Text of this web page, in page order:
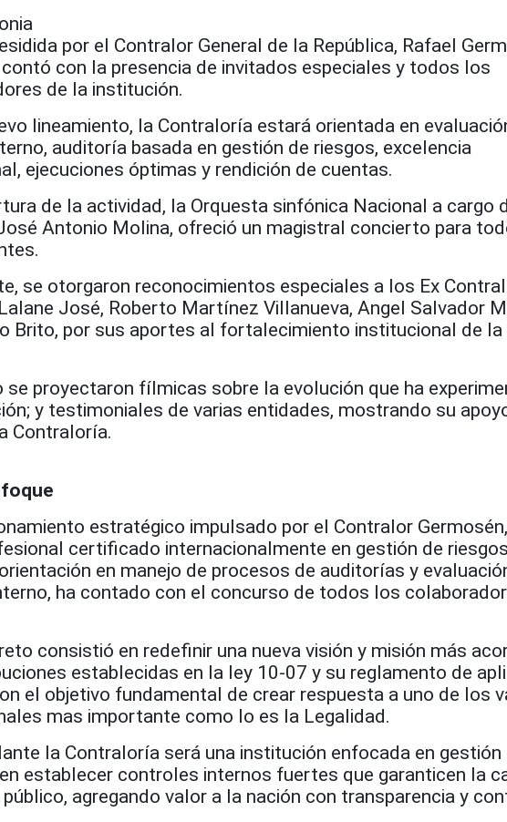
por el Contralor General de la República, Rafael
con la presencia de invitados especiales y todos los
de la institución.
lineamiento, la Contraloría estará orientada en
auditoría basada en gestión de riesgos, excelencia
ejecuciones óptimas y rendición de cuentas.
de la actividad, la Orquesta sinfónica Nacional a cargo
Antonio Molina, ofreció un magistral concierto para
se otorgaron reconocimientos especiales a los Ex
José, Roberto Martínez Villanueva, Angel Salvador
Brito, por sus aportes al fortalecimiento institucional de la
se proyectaron fílmicas sobre la evolución que ha
y testimoniales de varias entidades, mostrando su
Contraloría.
estratégico impulsado por el Contralor
certificado internacionalmente en gestión de
en manejo de procesos de auditorías y
ha contado con el concurso de todos los
consistió en redefinir una nueva visión y misión más
establecidas en la ley 10-07 y su reglamento de
el objetivo fundamental de crear respuesta a uno de los
mas importante como lo es la Legalidad.
la Contraloría será una institución enfocada en gestión
establecer controles internos fuertes que garanticen la
agregando valor a la nación con transparencia y